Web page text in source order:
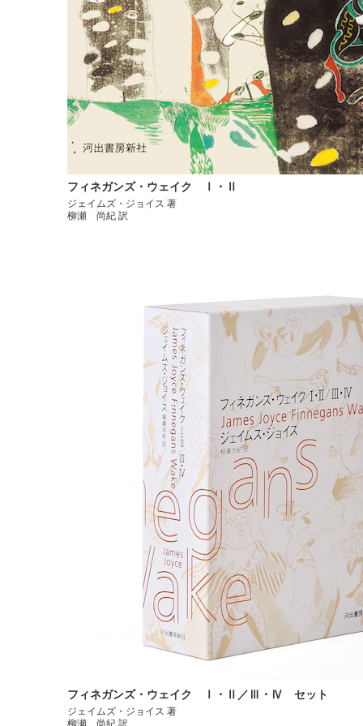
フィネガンズ・ウェイク Ⅰ・Ⅱ
ジェイムズ・ジョイス 著
柳瀬 尚紀 訳
フィネガンズ・ウェイク Ⅰ・Ⅱ／Ⅲ・Ⅳ セット
ジェイムズ・ジョイス 著
柳瀬 尚紀 訳